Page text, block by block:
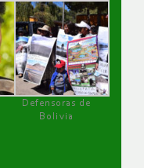
Defensoras de
Bolivia